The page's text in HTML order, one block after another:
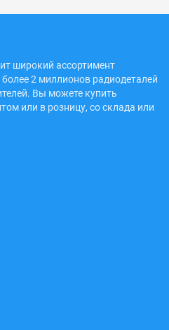
широкий ассортимент
2 миллионов радиодеталей
Вы можете купить
или в розницу, со склада или